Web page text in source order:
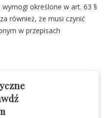
wymogi określone w art. 63 §
również, że musi czynić
w przepisach